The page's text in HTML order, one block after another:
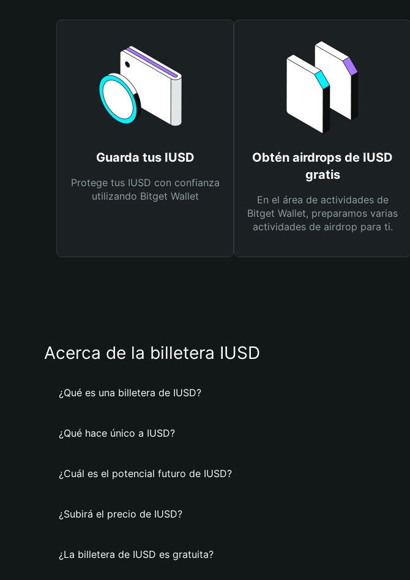
Guarda tus IUSD
Protege tus IUSD con confianza
utilizando Bitget Wallet
Obtén airdrops de IUSD
gratis
En el área de actividades de
Bitget Wallet, preparamos varias
actividades de airdrop para ti.
Acerca de la billetera IUSD
¿Qué es una billetera de IUSD?
¿Qué hace único a IUSD?
¿Cuál es el potencial futuro de IUSD?
¿Subirá el precio de IUSD?
¿La billetera de IUSD es gratuita?